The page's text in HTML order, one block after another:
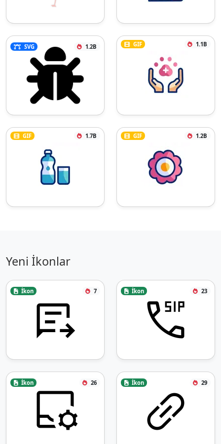
SVG 1.2B GIF 1.1B
GIF 1.7B GIF 1.2B
Yeni İkonlar
İkon 7 İkon 23
İkon 26 İkon 29